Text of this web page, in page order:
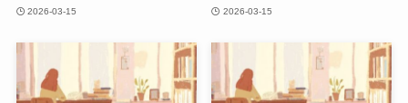
2026-03-15 2026-03-15